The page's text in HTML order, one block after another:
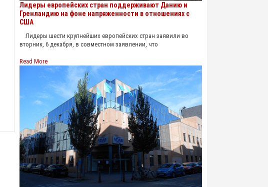
Лидеры европейских стран поддерживают Данию и
Гренландию на фоне напряженности в отношениях с
США
Лидеры шести крупнейших европейских стран заявили во
вторник, 6 декабря, в совместном заявлении, что
Read More